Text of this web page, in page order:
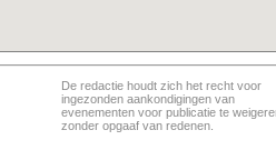
De redactie houdt zich het recht voor
ingezonden aankondigingen van
evenementen voor publicatie te
zonder opgaaf van redenen.